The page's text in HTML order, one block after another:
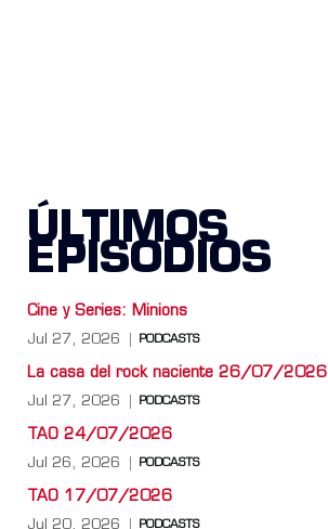
ÚLTIMOS
EPISODIOS
Cine y Series: Minions
Jul 27, 2026 PODCASTS
La casa del rock naciente 26/07/2026
Jul 27, 2026 PODCASTS
TAO 24/07/2026
Jul 26, 2026 PODCASTS
TAO 17/07/2026
Jul 20, 2026 PODCASTS